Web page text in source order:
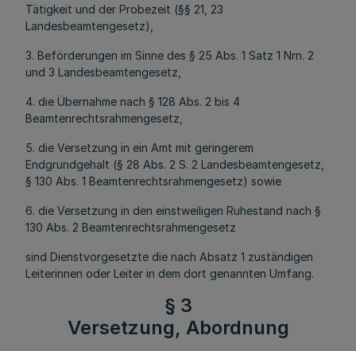
Tätigkeit und der Probezeit (§§ 21, 23
Landesbeamtengesetz),
3. Beförderungen im Sinne des § 25 Abs. 1 Satz 1 Nrn. 2
und 3 Landesbeamtengesetz,
4. die Übernahme nach § 128 Abs. 2 bis 4
Beamtenrechtsrahmengesetz,
5. die Versetzung in ein Amt mit geringerem
Endgrundgehalt (§ 28 Abs. 2 S. 2 Landesbeamtengesetz,
§ 130 Abs. 1 Beamtenrechtsrahmengesetz) sowie
6. die Versetzung in den einstweiligen Ruhestand nach §
130 Abs. 2 Beamtenrechtsrahmengesetz
sind Dienstvorgesetzte die nach Absatz 1 zuständigen
Leiterinnen oder Leiter in dem dort genannten Umfang.
§ 3
Versetzung, Abordnung